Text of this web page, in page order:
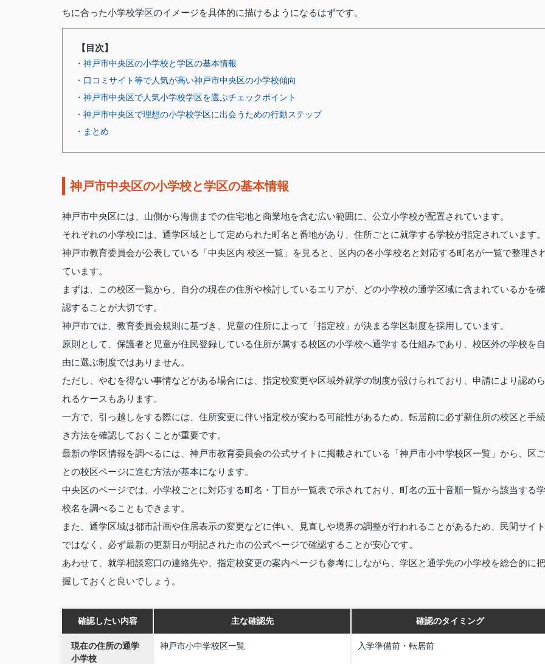
ちに合った小学校学区のイメージを具体的に描けるようになるはずです。
【目次】
・神戸市中央区の小学校と学区の基本情報
・口コミサイト等で人気が高い神戸市中央区の小学校傾向
・神戸市中央区で人気小学校学区を選ぶチェックポイント
・神戸市中央区で理想の小学校学区に出会うための行動ステップ
・まとめ
神戸市中央区の小学校と学区の基本情報
神戸市中央区には、山側から海側までの住宅地と商業地を含む広い範囲に、公立小学校が配置されています。
それぞれの小学校には、通学区域として定められた町名と番地があり、住所ごとに就学する学校が指定されています。
神戸市教育委員会が公表している「中央区内 校区一覧」を見ると、区内の各小学校名と対応する町名が一覧で整理さ
ています。
まずは、この校区一覧から、自分の現在の住所や検討しているエリアが、どの小学校の通学区域に含まれているかを確
認することが大切です。
神戸市では、教育委員会規則に基づき、児童の住所によって「指定校」が決まる学区制度を採用しています。
原則として、保護者と児童が住民登録している住所が属する校区の小学校へ通学する仕組みであり、校区外の学校を自
由に選ぶ制度ではありません。
ただし、やむを得ない事情などがある場合には、指定校変更や区域外就学の制度が設けられており、申請により認めら
れるケースもあります。
一方で、引っ越しをする際には、住所変更に伴い指定校が変わる可能性があるため、転居前に必ず新住所の校区と手続
き方法を確認しておくことが重要です。
最新の学区情報を調べるには、神戸市教育委員会の公式サイトに掲載されている「神戸市小中学校区一覧」から、区ご
との校区ページに進む方法が基本になります。
中央区のページでは、小学校ごとに対応する町名・丁目が一覧表で示されており、町名の五十音順一覧から該当する学
校名を調べることもできます。
また、通学区域は都市計画や住居表示の変更などに伴い、見直しや境界の調整が行われることがあるため、民間サイト
ではなく、必ず最新の更新日が明記された市の公式ページで確認することが安心です。
あわせて、就学相談窓口の連絡先や、指定校変更の案内ページも参考にしながら、学区と通学先の小学校を総合的に把
握しておくと良いでしょう。
確認したい内容 主な確認先 確認のタイミング
現在の住所の通学
小学校
神戸市小中学校区一覧 入学準備前・転居前